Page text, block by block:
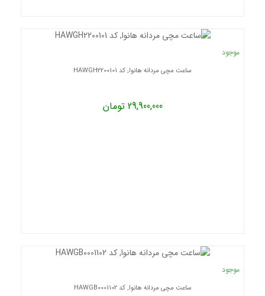
موجود
ساعت مچی مردانه هانوا, کد HAWGH2200101
29,900,000 تومان
موجود
ساعت مچی مردانه هانوا, کد HAWGB0001102